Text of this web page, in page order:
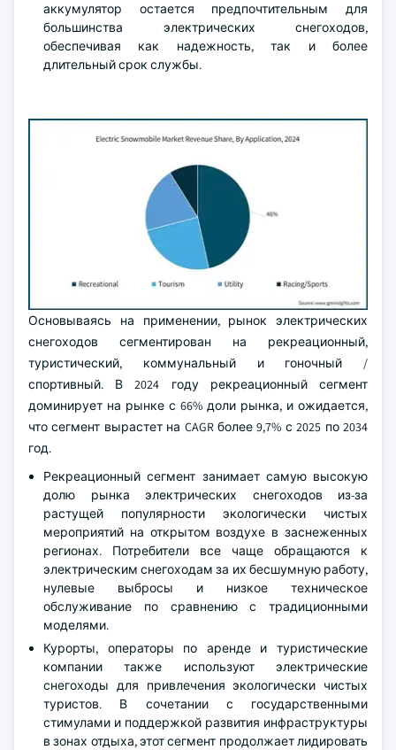
аккумулятор остается предпочтительным для
большинства электрических снегоходов,
обеспечивая как надежность, так и более
длительный срок службы.
Основываясь на применении, рынок электрических
снегоходов сегментирован на рекреационный,
туристический, коммунальный и гоночный /
спортивный. В 2024 году рекреационный сегмент
доминирует на рынке с 66% доли рынка, и ожидается,
что сегмент вырастет на CAGR более 9,7% с 2025 по 2034
год.
Рекреационный сегмент занимает самую высокую
долю рынка электрических снегоходов из-за
растущей популярности экологически чистых
мероприятий на открытом воздухе в заснеженных
регионах. Потребители все чаще обращаются к
электрическим снегоходам за их бесшумную работу,
нулевые выбросы и низкое техническое
обслуживание по сравнению с традиционными
моделями.
Курорты, операторы по аренде и туристические
компании также используют электрические
снегоходы для привлечения экологически чистых
туристов. В сочетании с государственными
стимулами и поддержкой развития инфраструктуры
в зонах отдыха, этот сегмент продолжает лидировать